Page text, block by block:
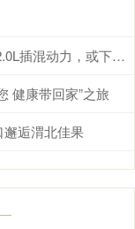
牛跟投 内外升级!全新本田雅阁抢先看，搭2.0L插混动力，或下半年发布
健康带回家”之旅
逅渭北佳果